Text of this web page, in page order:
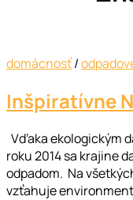
domácnosť/
Inšpiratívne
Vďaka ekologickým
roku 2014 sa krajine
odpadom. Na
vzťahuje